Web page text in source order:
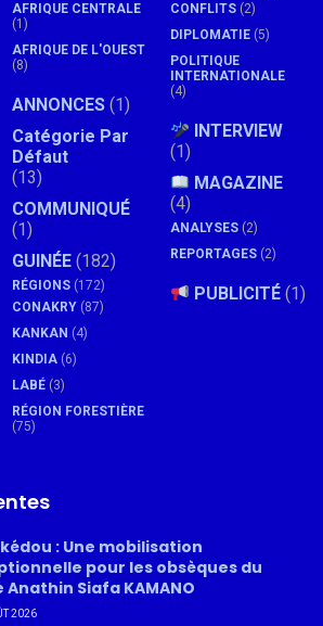
AFRIQUE CENTRALE
(1)
AFRIQUE DE L'OUEST
(8)
ANNONCES (1)
Catégorie Par
Défaut
(13)
COMMUNIQUÉ
(1)
GUINÉE (182)
RÉGIONS (172)
CONAKRY (87)
KANKAN (4)
KINDIA (6)
LABÉ (3)
RÉGION FORESTIÈRE
(75)
CONFLITS (2)
DIPLOMATIE (5)
POLITIQUE
INTERNATIONALE
(4)
INTERVIEW
(1)
MAGAZINE
(4)
ANALYSES (2)
REPORTAGES (2)
PUBLICITÉ (1)
: Une mobilisation
pour les obsèques du
Anathin Siafa KAMANO
2026